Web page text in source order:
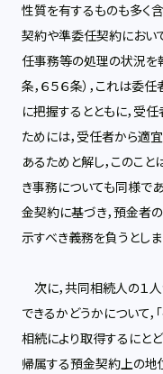
性質を有するものも多く
契約や準委任契約におい
任事務等の処理の状況を
条，６５６条），これは委
に把握するとともに，受
ためには，受任者から適
あるためと解し，このこ
き事務についても同様で
金契約に基づき，預金者
示すべき義務を負うとしま
次に，共同相続人の１
できるかどうかについて
相続により取得するにと
帰属する預金契約上の地